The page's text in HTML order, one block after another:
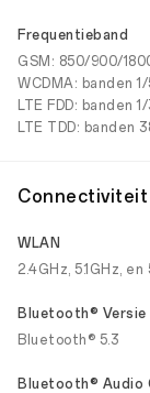
Frequentieband
GSM: 850/900/
WCDMA: banden
LTE FDD: banden
LTE TDD: banden
Connectiviteit
WLAN
2.4GHz, 5.1GHz, en
Bluetooth® Versie
Bluetooth® 5.3
Bluetooth® Audio